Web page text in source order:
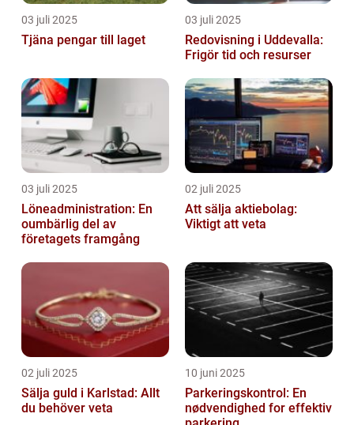
03 juli 2025
Tjäna pengar till laget
03 juli 2025
Redovisning i Uddevalla:
Frigör tid och resurser
03 juli 2025
Löneadministration: En
oumbärlig del av
företagets framgång
02 juli 2025
Att sälja aktiebolag:
Viktigt att veta
02 juli 2025
Sälja guld i Karlstad: Allt
du behöver veta
10 juni 2025
Parkeringskontrol: En
nødvendighed for effektiv